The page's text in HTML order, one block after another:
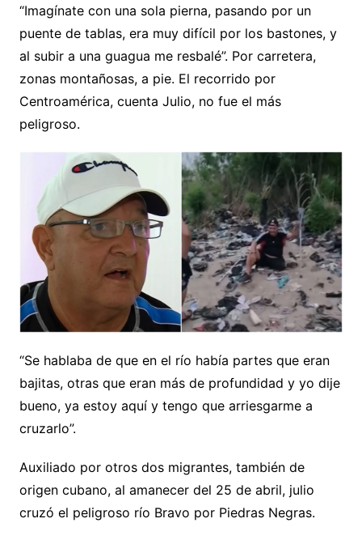
“Imagínate con una sola pierna, pasando por un
puente de tablas, era muy difícil por los bastones, y
al subir a una guagua me resbalé”. Por carretera,
zonas montañosas, a pie. El recorrido por
Centroamérica, cuenta Julio, no fue el más
peligroso.
“Se hablaba de que en el río había partes que eran
bajitas, otras que eran más de profundidad y yo dije
bueno, ya estoy aquí y tengo que arriesgarme a
cruzarlo”.
Auxiliado por otros dos migrantes, también de
origen cubano, al amanecer del 25 de abril, julio
cruzó el peligroso río Bravo por Piedras Negras.